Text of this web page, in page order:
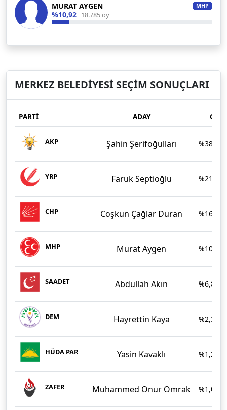
MURAT AYGEN MHP
%10,92 18.785 oy
MERKEZ BELEDİYESİ SEÇİM SONUÇLARI
PARTİ ADAY OY/
AKP Şahin Şerifoğulları %38,19
YRP Faruk Septioğlu %21,14
CHP Coşkun Çağlar Duran %16,49
MHP Murat Aygen %10,92
SAADET Abdullah Akın %6,82
DEM Hayrettin Kaya %2,33
HÜDA PAR Yasin Kavaklı %1,25
ZAFER Muhammed Onur Omrak %1,03